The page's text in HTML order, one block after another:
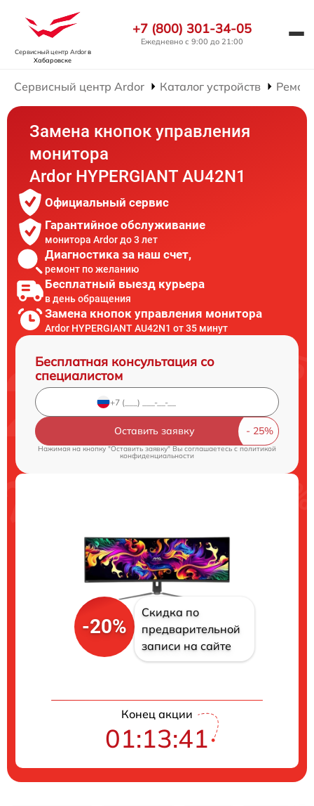
Сервисный центр Ardorв
Хабаровске
+7 (800) 301-34-05
Ежедневно с 9:00 до 21:00
Сервисный центр Ardor Каталог устройств
Замена кнопок управления
монитора
Ardor HYPERGIANT AU42N1
Официальный сервис
Гарантийное обслуживание
монитора Ardor до 3 лет
Диагностика за наш счет,
ремонт по желанию
Бесплатный выезд курьера
в день обращения
Замена кнопок управления монитора
Ardor HYPERGIANT AU42N1 от 35 минут
Бесплатная консультация со
специалистом
Оставить заявку
Нажимая на кнопку "Оставить заявку" Вы соглашаетесь cполитикой
конфиденциальности
-20%
Скидка по
предварительной
записи на сайте
Конец акции
01:13:41